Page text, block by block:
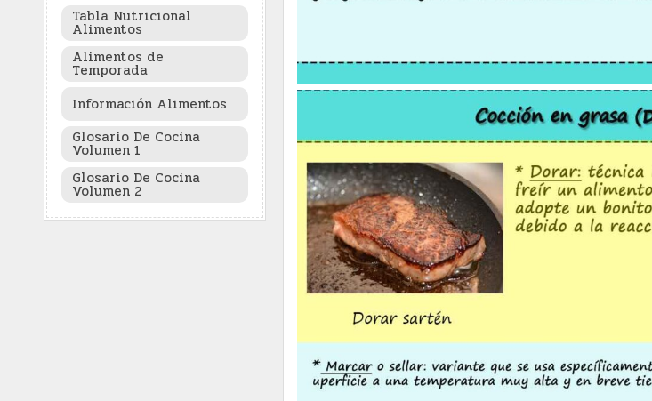
Tabla Nutricional
Alimentos
Alimentos de
Temporada
Información Alimentos
Glosario De Cocina
Volumen 1
Glosario De Cocina
Volumen 2